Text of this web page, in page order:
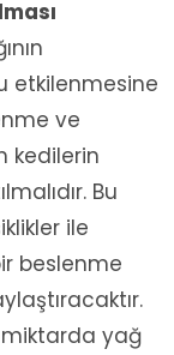
etkilenmesine
ve
kedilerin
Bu
ile
beslenme
yağ